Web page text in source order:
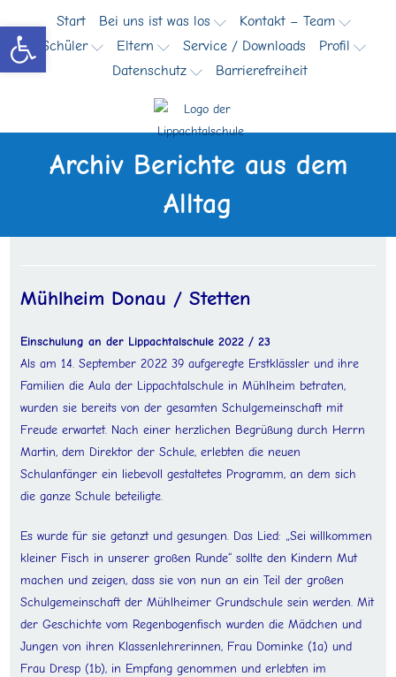
Werkzeugleiste öffnen
Inhalt
springen
Start Bei uns ist was los
Kontakt – Team
Schüler
Eltern Service / Downloads
Profil
Datenschutz
Barrierefreiheit
Archiv Berichte aus dem
Alltag
Mühlheim Donau / Stetten
Einschulung an der Lippachtalschule 2022 / 23
Als am 14. September 2022 39 aufgeregte Erstklässler und ihre
Familien die Aula der Lippachtalschule in Mühlheim betraten,
wurden sie bereits von der gesamten Schulgemeinschaft mit
Freude erwartet. Nach einer herzlichen Begrüßung durch Herrn
Martin, dem Direktor der Schule, erlebten die neuen
Schulanfänger ein liebevoll gestaltetes Programm, an dem sich
die ganze Schule beteiligte.
Es wurde für sie getanzt und gesungen. Das Lied: „Sei willkommen
kleiner Fisch in unserer großen Runde“ sollte den Kindern Mut
machen und zeigen, dass sie von nun an ein Teil der großen
Schulgemeinschaft der Mühlheimer Grundschule sein werden. Mit
der Geschichte vom Regenbogenfisch wurden die Mädchen und
Jungen von ihren Klassenlehrerinnen, Frau Dominke (1a) und
Frau Dresp (1b), in Empfang genommen und erlebten im